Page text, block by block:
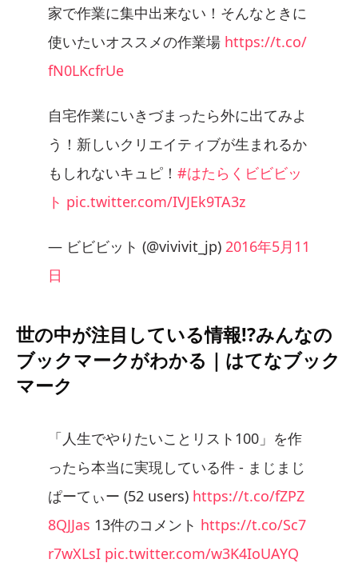
家で作業に集中出来ない！そんなときに
使いたいオススメの作業場 https://t.co/
fN0LKcfrUe
自宅作業にいきづまったら外に出てみよ
う！新しいクリエイティブが生まれるか
もしれないキュピ！ #はたらくビビビッ
ト pic.twitter.com/IVJEk9TA3z
— ビビビット (@vivivit_jp) 2016年5月11
日
世の中が注目している情報!?みんなの
ブックマークがわかる｜はてなブック
マーク
「人生でやりたいことリスト100」を作
ったら本当に実現している件 - まじまじ
ぱーてぃー (52 users) https://t.co/fZPZ
8QJJas 13件のコメント https://t.co/Sc7
r7wXLsI pic.twitter.com/w3K4IoUAYQ